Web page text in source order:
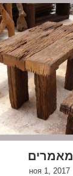
מאמרים
ноя 1, 2017